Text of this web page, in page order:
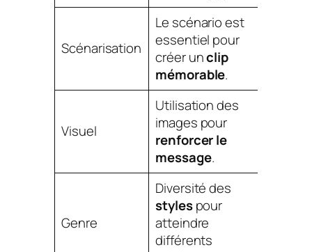
Scénarisation
Le scénario est
essentiel pour
créer unclip
mémorable.
Visuel
Utilisation des
images pour
renforcer le
message.
Genre
Diversité des
stylespour
atteindre
différents